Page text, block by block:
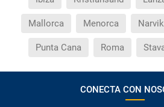
precio de un adulto?
¿Cuántas veces debo imprimir
Mallorca Menorca Narvik
Punta Cana Roma
CONECTA CON